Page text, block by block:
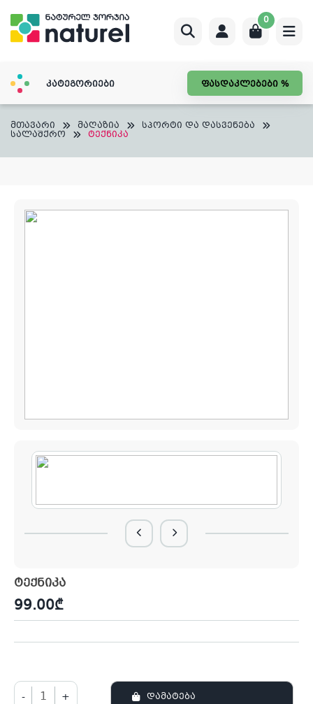
content
0
კატეგორიები ფასდაკლებები %
მთავარი მაღაზია სპორტი და დასვენება
სალაშქრო ტექნიკა
ტექნიკა
99.00₾
- + ᲓᲐᲛᲐᲢᲔᲑᲐ